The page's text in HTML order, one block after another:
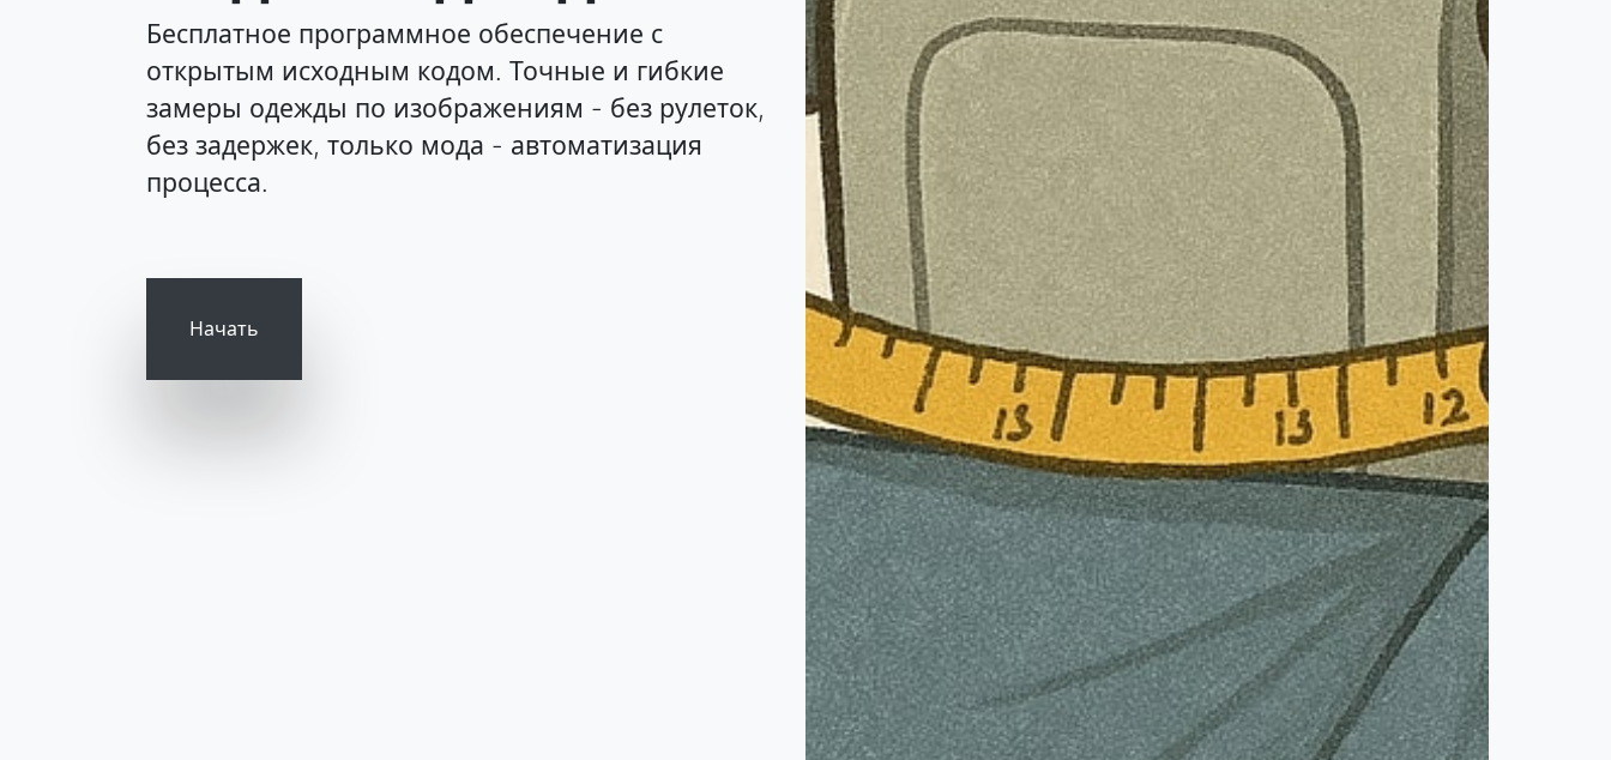
Бесплатное программное обеспечение с
открытым исходным кодом. Точные и гибкие
замеры одежды по изображениям - без рулеток,
без задержек, только мода - автоматизация
процесса.
Начать